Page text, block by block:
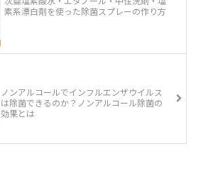
ソルミストスプレー空ボトル（330ml）
度：100ppm（希釈なしで使えるストレ
ートタイプ） ご利用 2Lの液剤1本で、
だけます
素系漂白剤を使った除菌スプレーの作り方
ノンアルコールでインフルエンザウイルス
は除菌できるのか？ノンアルコール除菌の
効果とは